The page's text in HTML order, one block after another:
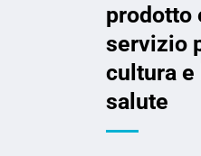
prodotto
servizio
cultura e
salute